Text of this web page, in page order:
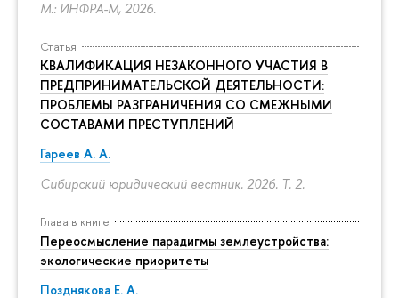
М.: ИНФРА-М, 2026.
Статья
КВАЛИФИКАЦИЯ НЕЗАКОННОГО УЧАСТИЯ В
ПРЕДПРИНИМАТЕЛЬСКОЙ ДЕЯТЕЛЬНОСТИ:
ПРОБЛЕМЫ РАЗГРАНИЧЕНИЯ СО СМЕЖНЫМИ
СОСТАВАМИ ПРЕСТУПЛЕНИЙ
Гареев А. А.
Сибирский юридический вестник. 2026. Т. 2.
Глава в книге
Переосмысление парадигмы землеустройства:
экологические приоритеты
Позднякова Е. А.